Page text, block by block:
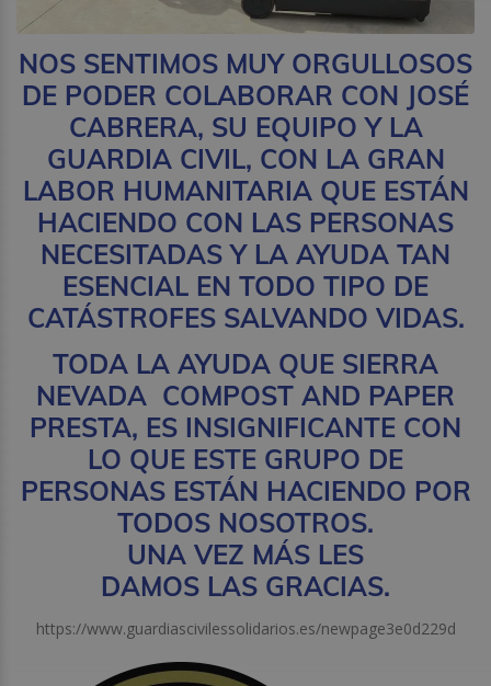
NOS SENTIMOS MUY ORGULLOSOS
DE PODER COLABORAR CON JOSÉ
CABRERA, SU EQUIPO Y LA
GUARDIA CIVIL, CON LA GRAN
LABOR HUMANITARIA QUE ESTÁN
HACIENDO CON LAS PERSONAS
NECESITADAS Y LA AYUDA TAN
ESENCIAL EN TODO TIPO DE
CATÁSTROFES SALVANDO VIDAS.
TODA LA AYUDA QUE SIERRA
NEVADA COMPOST AND PAPER
PRESTA, ES INSIGNIFICANTE CON
LO QUE ESTE GRUPO DE
PERSONAS ESTÁN HACIENDO POR
TODOS NOSOTROS.
UNA VEZ MÁS LES
DAMOS LAS GRACIAS.
https://www.guardiascivilessolidarios.es/newpage3e0d229d